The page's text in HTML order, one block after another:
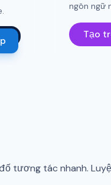
ngôn ngữ
Tạo
tương tác nhanh.